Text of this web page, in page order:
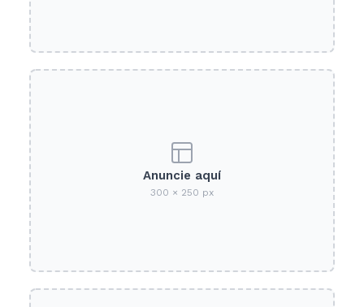
Anuncie aquí
300 × 250 px